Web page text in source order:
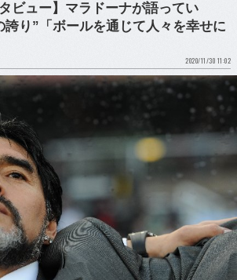
ビュー】マラドーナが語ってい
誇り”「ボールを通じて人々を幸せに
2020/11/30 11:02